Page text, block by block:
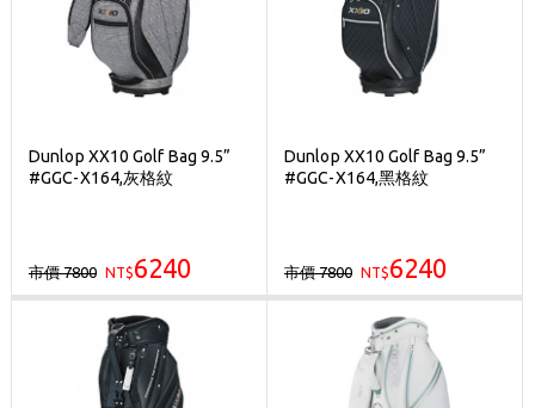
Dunlop XX10 Golf Bag 9.5”
#GGC-X164,灰格紋
市價 7800 NT$6240
Dunlop XX10 Golf Bag 9.5”
#GGC-X164,黑格紋
市價 7800 NT$6240